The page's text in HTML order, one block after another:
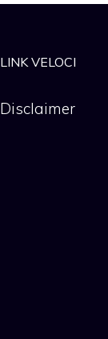
LINK VELOCI
Disclaimer